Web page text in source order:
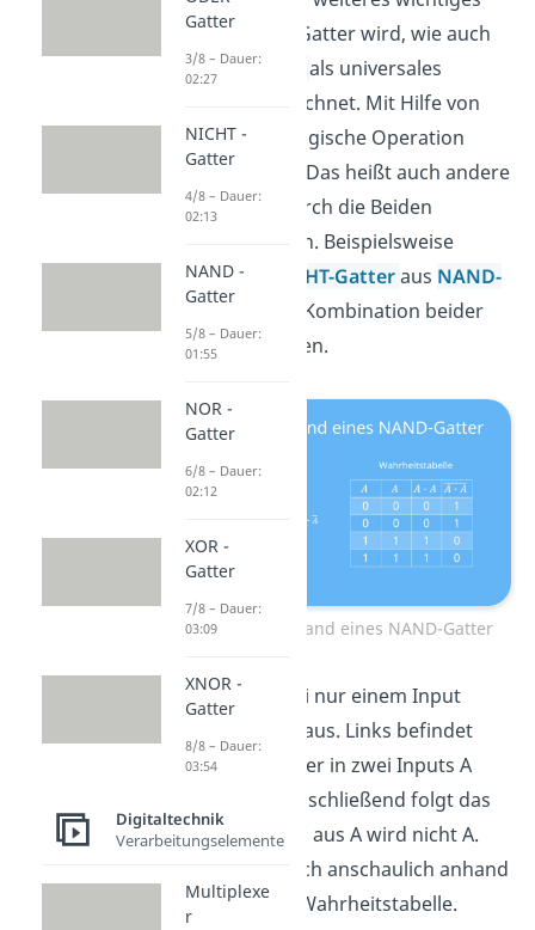
Gatter. Das NOR-Gatter wird, wie auch
NAND-Gatterals universales
bezeichnet. Mit Hilfe von
ihnen kann jede logische Operation
realisiert werden. Das heißt auch andere
Gatter können durch die Beiden
dargestellt werden. Beispielsweise
kannst du ein
NICHT-Gatteraus NAND-
, NOR- oder einer Kombination beider
Gatter konstruieren.
NICHT-Gatter anhand eines NAND-Gatter
Das sieht dann bei nur einem Input
beispielsweise so aus. Links befindet
sich der Input A, der in zwei Inputs A
aufgeteilt wird. Anschließend folgt das
NAND-Gatterund aus A wird nicht A.
Man sieht dies auch anschaulich anhand
der zugehörigen Wahrheitstabelle.
Gatter
3/8 – Dauer:
02:27
NICHT -
Gatter
4/8 – Dauer:
02:13
NAND -
Gatter
5/8 – Dauer:
01:55
NOR -
Gatter
6/8 – Dauer:
02:12
XOR -
Gatter
7/8 – Dauer:
03:09
XNOR -
Gatter
8/8 – Dauer:
03:54
Digitaltechnik
Verarbeitungselemente
Multiplexe
r